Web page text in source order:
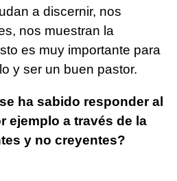
a discernir, nos
nos muestran la
es muy importante para
y ser un buen pastor.
ha sabido responder al
ejemplo a través de la
y no creyentes?